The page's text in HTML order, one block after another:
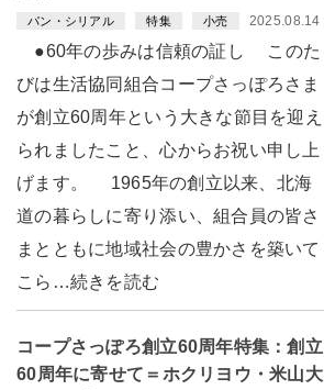
パン・シリアル 特集 小売 2025.08.14
●60年の歩みは信頼の証し このた
びは生活協同組合コープさっぽろさま
が創立60周年という大きな節目を迎え
られましたこと、心からお祝い申し上
げます。 1965年の創立以来、北海
道の暮らしに寄り添い、組合員の皆さ
まとともに地域社会の豊かさを築いて
こら…続きを読む
コープさっぽろ創立60周年特集：創立
60周年に寄せて＝ホクリヨウ・米山大